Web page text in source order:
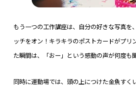
もう一つの工作講座は、自分の好きな写真を
ッチをオン！キラキラのポストカードがプリ
た瞬間は、「おー」という感動の声が何度も
同時に運動場では、頭の上につけた金魚すく